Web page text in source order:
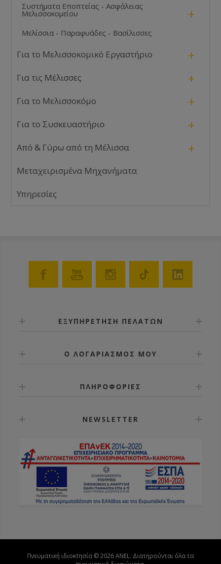
Συστήματα Εποπτείας - Ασφάλειας
Μελισσοκομείου +
Μελίσσια - Παραφυάδες - Βασίλισσες
Για το Μελισσοκομικό Εργαστήριο +
Για τις Μέλισσες +
Για το Μελισσοκόμο +
Για το Συσκευαστήριο +
Από & Γύρω από τη Μέλισσα +
Μεταχειρισμένα Μηχανήματα
Υπηρεσίες
ΕΞΥΠΗΡΕΤΗΣΗ ΠΕΛΑΤΩΝ
Ο ΛΟΓΑΡΙΑΣΜΟΣ ΜΟΥ
ΠΛΗΡΟΦΟΡΙΕΣ
NEWSLETTER
Πνευματική ιδιοκτησία © 2026 ANEL. Διατηρούνται όλα τα